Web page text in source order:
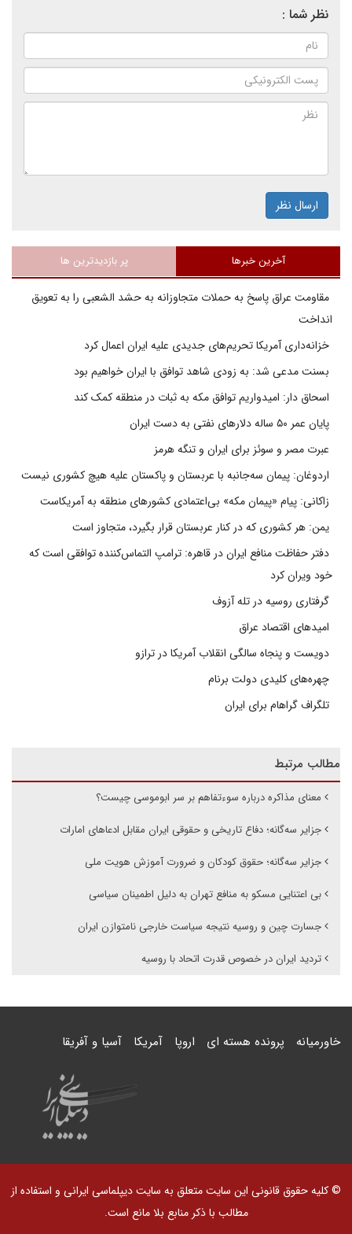
نظر شما :
ارسال نظر
آخرین خبرها پر بازدیدترین ها
مقاومت عراق پاسخ به حملات متجاوزانه به حشد الشعبی را به تعویق
انداخت
خزانه‌داری آمریکا تحریم‌های جدیدی علیه ایران اعمال کرد
بسنت مدعی شد: به زودی شاهد توافق با ایران خواهیم بود
اسحاق دار: امیدواریم توافق مکه به ثبات در منطقه کمک کند
پایان عمر ۵۰ ساله دلارهای نفتی به دست ایران
عبرت مصر و سوئز برای ایران و تنگه هرمز
اردوغان: پیمان سه‌جانبه با عربستان و پاکستان علیه هیچ کشوری نیست
زاکانی: پیام «پیمان مکه» بی‌اعتمادی کشورهای منطقه به آمریکاست
یمن: هر کشوری که در کنار عربستان قرار بگیرد، متجاوز است
دفتر حفاظت منافع ایران در قاهره: ترامپ التماس‌کننده توافقی است که
خود ویران کرد
گرفتاری روسیه در تله آزوف
امیدهای اقتصاد عراق
دویست و پنجاه سالگی انقلاب آمریکا در ترازو
چهره‌های کلیدی دولت برنام
تلگراف گراهام برای ایران
مطالب مرتبط
معنای مذاکره درباره سوءتفاهم بر سر ابوموسی چیست؟
جزایر سه‌گانه؛ دفاع تاریخی و حقوقی ایران مقابل ادعاهای امارات
جزایر سه‌گانه؛ حقوق کودکان و ضرورت آموزش هویت ملی
بی اعتنایی مسکو به منافع تهران به دلیل اطمینان سیاسی
جسارت چین و روسیه نتیجه سیاست خارجی نامتوازن ایران
تردید ایران در خصوص قدرت اتحاد با روسیه
خاورمیانه پرونده هسته ای اروپا آمریکا آسیا و آفریقا
© کلیه حقوق قانونی این سایت متعلق به سایت دیپلماسی ایرانی و استفاده از
مطالب با ذکر منابع بلا مانع است.